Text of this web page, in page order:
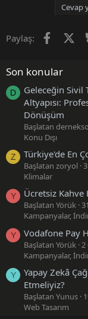
i
Cevap
Paylaş: X
Son konular
D
Geleceğin
Altyapısı:
Dönüşüm
Başlatan
Konu Dışı
Z Türkiye'de En
Başlatan zoryol
Klimalar
Y Ücretsiz Kahve
Başlatan Yörük
Kampanyalar,
Y Vodafone Pay
Başlatan Yörük 2
Kampanyalar,
Y
Yapay Zekâ
Etmeliyiz?
Başlatan Yunus
Web Tasarım